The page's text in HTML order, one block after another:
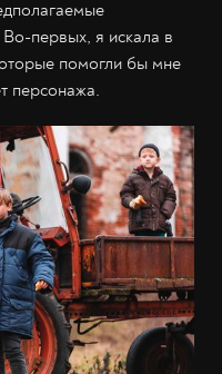
Во-первых, я искала в
помогли бы мне
персонажа.